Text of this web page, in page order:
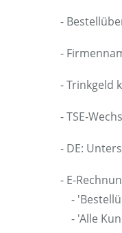
-
-
- Trinkgeld
- TSE-
- DE:
- E-
-
- 'Alle